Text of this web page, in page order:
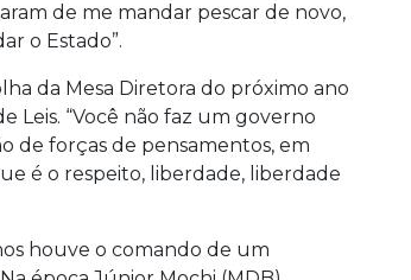
de me mandar pescar de novo,
o Estado”.
da Mesa Diretora do próximo ano
Leis. “Você não faz um governo
de forças de pensamentos, em
é o respeito, liberdade, liberdade
houve o comando de um